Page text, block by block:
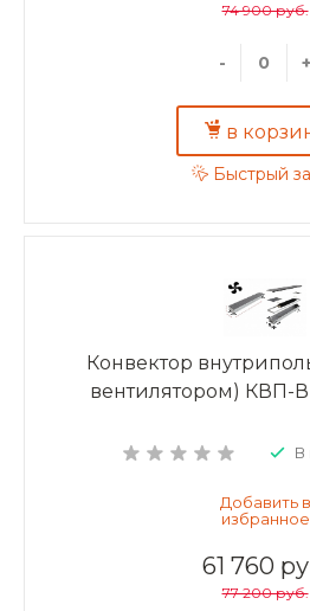
74 900 руб.
- +
в
Быстрый
Конвектор
вентилятором) КВП-В
В
61 760
77 200 руб.